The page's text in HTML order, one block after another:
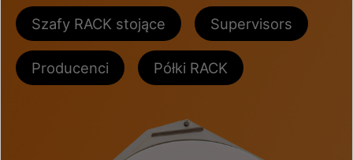
Szafy RACK stojące Supervisors
Producenci Półki RACK